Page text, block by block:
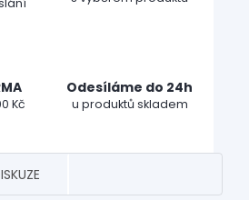
Kč
Odesíláme do 24h
u produktů skladem